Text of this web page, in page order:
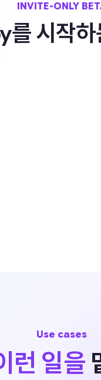
INVITE-ONLY
시작하
Use cases
런 일을